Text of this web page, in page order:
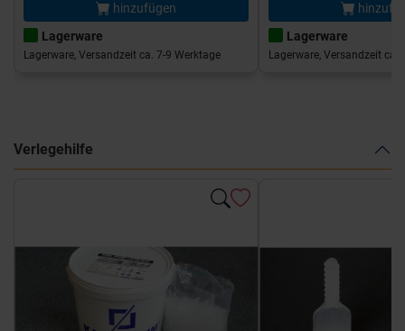
hinzufügen
Lagerware
Lagerware, Versandzeit ca. 7-9 Werktage
Lagerware
Lagerware, Versandzeit ca.
Verlegehilfe